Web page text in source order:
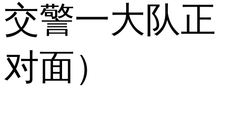
交警一大队正
对面）